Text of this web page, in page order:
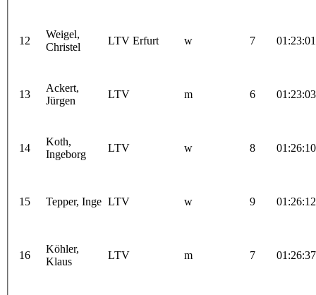
12
Weigel,
Christel
LTV Erfurt w 7 01:23:01
13
Ackert,
Jürgen
LTV m 6 01:23:03
14
Koth,
Ingeborg
LTV w 8 01:26:10
15 Tepper, Inge LTV w 9 01:26:12
16
Köhler,
Klaus
LTV m 7 01:26:37